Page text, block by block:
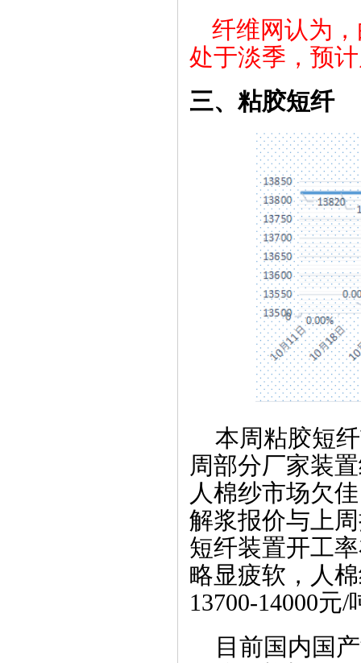
纤维网认为
处于淡季，预
三、 粘胶短纤
本周粘胶短
周部分厂家装
人棉纱市场欠
解浆报价与上
短纤装置开工
略显疲软，人
13700-14000元
目前国内国